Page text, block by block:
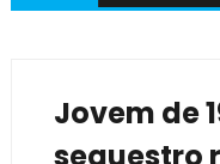
Jovem de